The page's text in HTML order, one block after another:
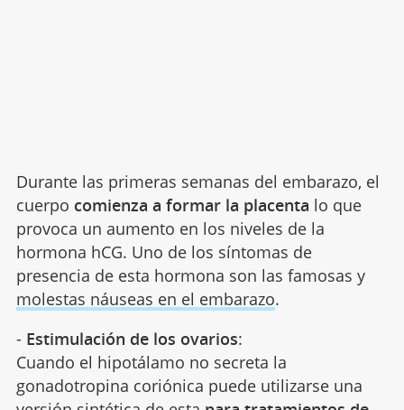
Durante las primeras semanas del embarazo, el
cuerpo comienza a formar la placenta lo que
provoca un aumento en los niveles de la
hormona hCG. Uno de los síntomas de
presencia de esta hormona son las famosas y
molestas náuseas en el embarazo.
- Estimulación de los ovarios:
Cuando el hipotálamo no secreta la
gonadotropina coriónica puede utilizarse una